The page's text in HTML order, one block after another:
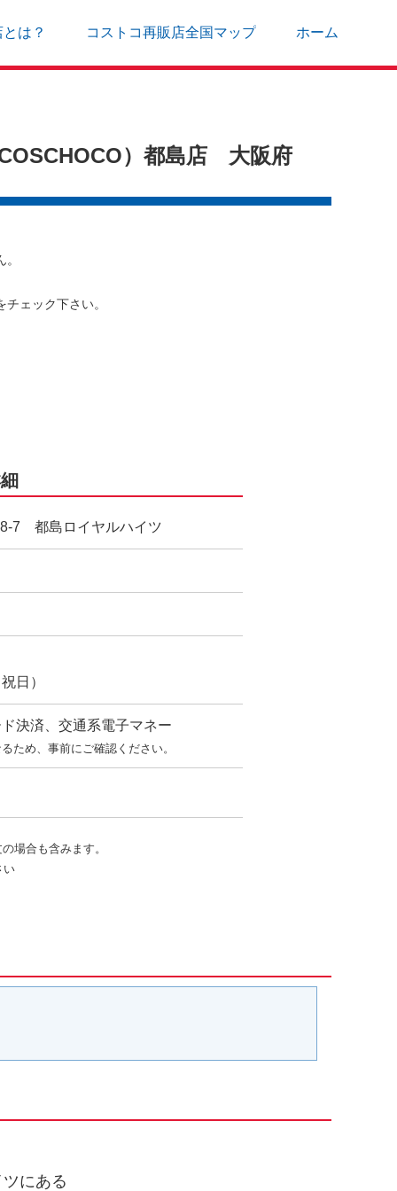
は？ コストコ再販店全国マップ ホーム
）都島店 大阪府
ェック下さい。
7 都島ロイヤルハイツ
日）
決済、交通系電子マネー
ため、事前にご確認ください。
場合も含みます。
い
にある